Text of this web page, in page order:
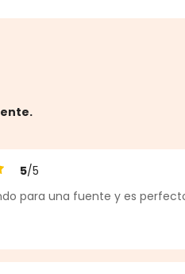
di 5 su 5 stelle
5/5
para una fuente y es